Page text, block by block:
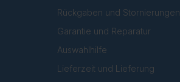
Rückgaben und Stornierungen
Garantie und Reparatur
Auswahlhilfe
Lieferzeit und Lieferung